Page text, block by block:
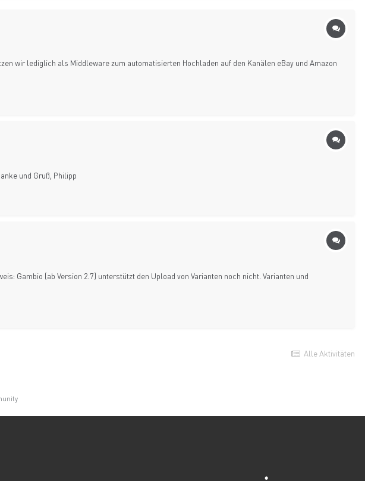
wir lediglich als Middleware zum automatisierten Hochladen auf den Kanälen eBay und Amazon
und Gruß, Philipp
Gambio (ab Version 2.7) unterstützt den Upload von Varianten noch nicht. Varianten und
Alle Aktivitäten